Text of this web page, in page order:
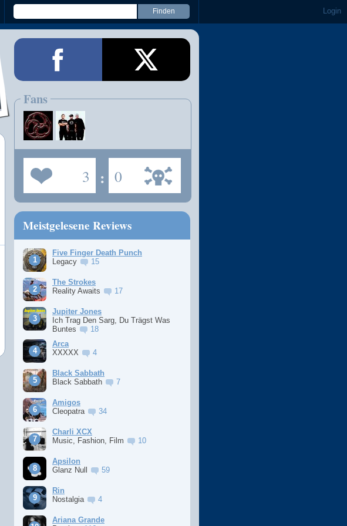
Login
Fans
3 : 0
Meistgelesene Reviews
Five Finger Death Punch
Legacy
15
The Strokes
Reality Awaits
17
Jupiter Jones
Ich Trag Den Sarg, Du Trägst Was
Buntes
18
Arca
XXXXX
4
Black Sabbath
Black Sabbath
7
Amigos
Cleopatra
34
Charli XCX
Music, Fashion, Film
10
Apsilon
Glanz Null
59
Rin
Nostalgia
4
Ariana Grande